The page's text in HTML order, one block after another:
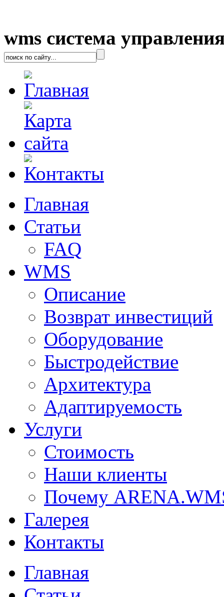
wms система
Главная
Статьи
FAQ
WMS
Описание
Возврат инвестиций
Оборудование
Быстродействие
Архитектура
Адаптируемость
Услуги
Стоимость
Наши клиенты
Почему
Галерея
Контакты
Главная